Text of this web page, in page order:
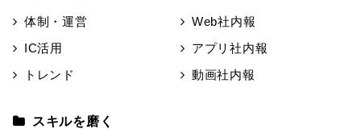
体制・運営
IC活用
トレンド
Web社内報
アプリ社内報
動画社内報
スキルを磨く